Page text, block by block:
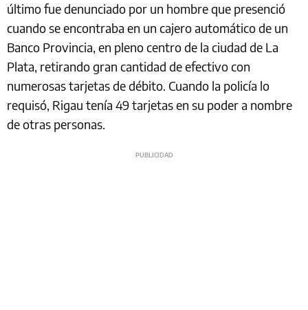
último fue denunciado por un hombre que presenció
cuando se encontraba en un cajero automático de un
Banco Provincia, en pleno centro de la ciudad de La
Plata, retirando gran cantidad de efectivo con
numerosas tarjetas de débito. Cuando la policía lo
requisó, Rigau tenía 49 tarjetas en su poder a nombre
de otras personas.